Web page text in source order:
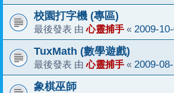
校園打字機 (專區)
最後發表 由心靈捕手 « 2009-
TuxMath (數學遊戲)
最後發表 由心靈捕手 « 2009-
象棋巫師